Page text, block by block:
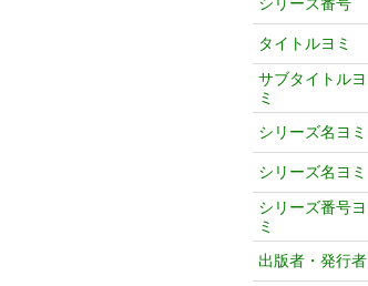
タイトルヨミ
サブタイトルヨ
ミ
シリーズ名ヨミ
シリーズ名ヨミ
シリーズ番号ヨ
ミ
出版者・発行者